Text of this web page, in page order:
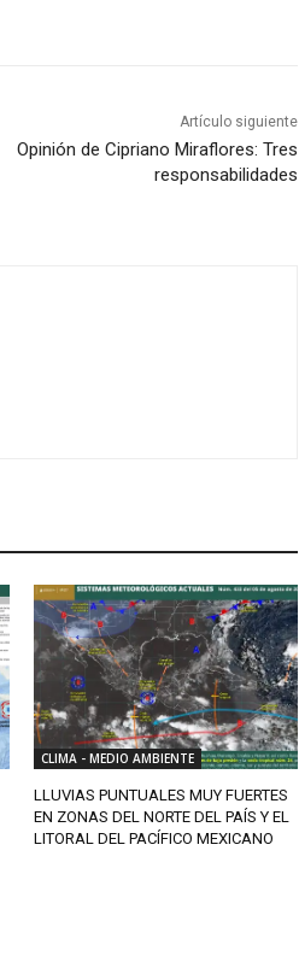
Artículo siguiente
Opinión de Cipriano Miraflores: Tres
responsabilidades
CLIMA - MEDIO AMBIENTE
LLUVIAS PUNTUALES MUY FUERTES
EN ZONAS DEL NORTE DEL PAÍS Y EL
LITORAL DEL PACÍFICO MEXICANO